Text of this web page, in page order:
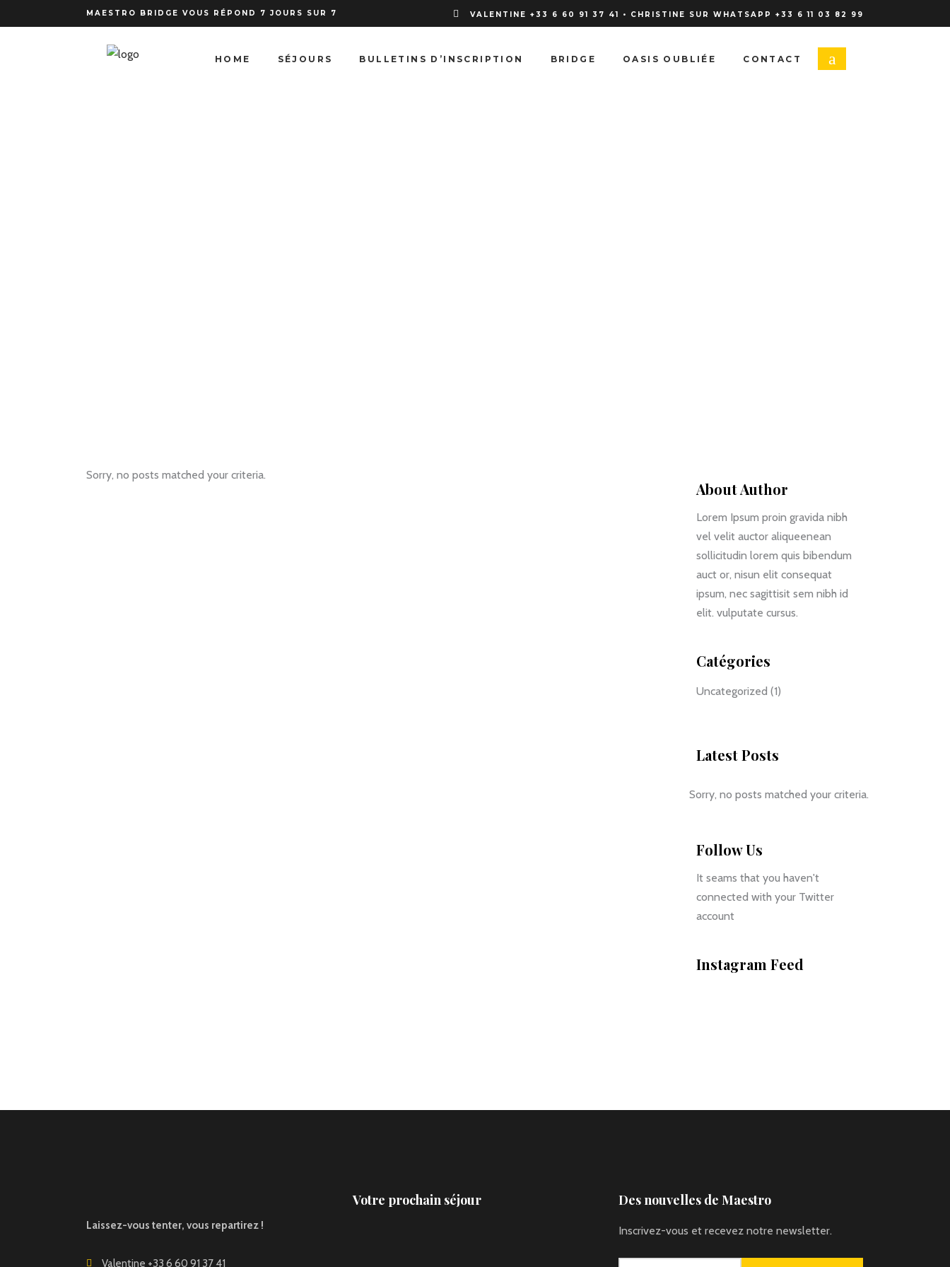
MAESTRO BRIDGE VOUS RÉPOND 7 JOURS SUR 7 VALENTINE +33 6 60 91 37 41 • CHRISTINE SUR WHATSAPP +33 6 11 03 82 99
HOME SÉJOURS BULLETINS D’INSCRIPTION BRIDGE OASIS OUBLIÉE CONTACT
Sorry, no posts matched your criteria.
About Author
Lorem Ipsum proin gravida nibh
vel velit auctor aliqueenean
sollicitudin lorem quis bibendum
auct or, nisun elit consequat
ipsum, nec sagittisit sem nibh id
elit. vulputate cursus.
Catégories
Uncategorized (1)
Latest Posts
Sorry, no posts matched your criteria.
Follow Us
It seams that you haven't
connected with your Twitter
account
Instagram Feed
Laissez-vous tenter, vous repartirez !
Valentine +33 6 60 91 37 41
Votre prochain séjour Des nouvelles de Maestro
Inscrivez-vous et recevez notre newsletter.